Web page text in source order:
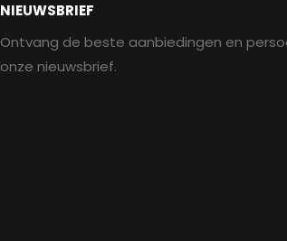
NIEUWSBRIEF
Ontvang de beste aanbiedingen en
onze nieuwsbrief.